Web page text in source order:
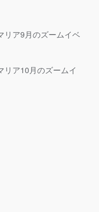
リア9月のズームイベ
リア10月のズームイ